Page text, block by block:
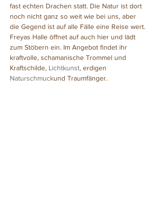
fast echten Drachen statt. Die Natur ist dort
noch nicht ganz so weit wie bei uns, aber
die Gegend ist auf alle Fälle eine Reise wert.
Freyas Halle öffnet auf auch hier und lädt
zum Stöbern ein. Im Angebot findet ihr
kraftvolle, schamanische Trommel und
Kraftschilde, Lichtkunst, erdigen
Naturschmuckund Traumfänger.